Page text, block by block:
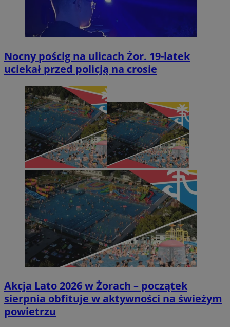
Nocny pościg na ulicach Żor. 19-latek
uciekał przed policją na crosie
Akcja Lato 2026 w Żorach – początek
sierpnia obfituje w aktywności na świeżym
powietrzu